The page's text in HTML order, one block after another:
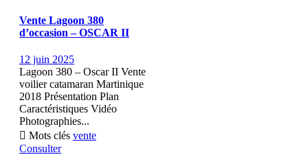
Vente Lagoon 380
d’occasion – OSCAR II
12 juin 2025
Lagoon 380 – Oscar II Vente
voilier catamaran Martinique
2018 Présentation Plan
Caractéristiques Vidéo
Photographies...
 Mots clés vente
Consulter